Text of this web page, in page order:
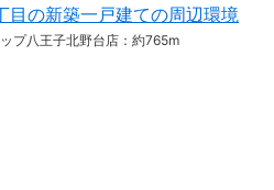
プ八王子北野台店：約765m